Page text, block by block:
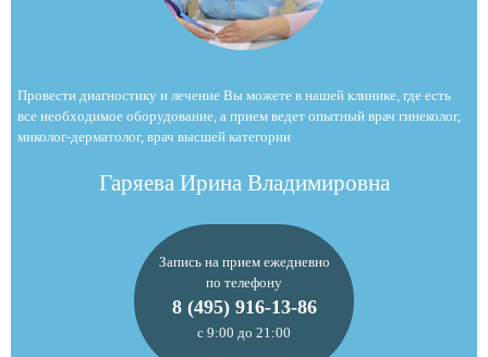
Провести диагностику и лечение Вы можете в нашей клинике, где есть
все необходимое оборудование, а прием ведет опытный врач гинеколог,
миколог-дерматолог, врач высшей категории
Гаряева Ирина Владимировна
Запись на прием ежедневно
по телефону
8 (495) 916-13-86
с 9:00 до 21:00